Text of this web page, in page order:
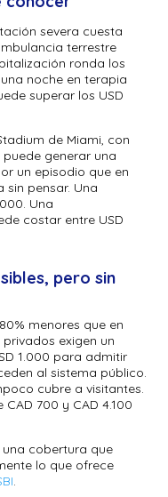
severa cuesta
terrestre
ronda los
noche en terapia
superar los USD
de Miami, con
generar una
un episodio que en
sin pensar. Una
Una
costar entre USD
pero sin
menores que en
exigen un
1.000 para admitir
al sistema público.
cubre a visitantes.
700 y CAD 4.100
una cobertura que
lo que ofrece